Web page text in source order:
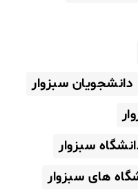
دانشجویان سبزوار
سبزوار
های سبزوار